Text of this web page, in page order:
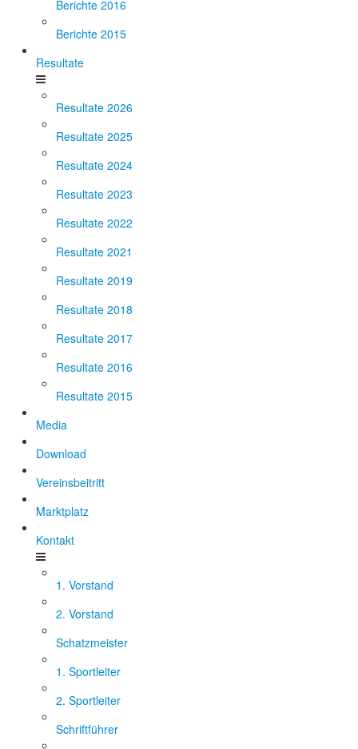
Berichte 2016
Berichte 2015
Resultate
Resultate 2026
Resultate 2025
Resultate 2024
Resultate 2023
Resultate 2022
Resultate 2021
Resultate 2019
Resultate 2018
Resultate 2017
Resultate 2016
Resultate 2015
Media
Download
Vereinsbeitritt
Marktplatz
Kontakt
1. Vorstand
2. Vorstand
Schatzmeister
1. Sportleiter
2. Sportleiter
Schriftführer